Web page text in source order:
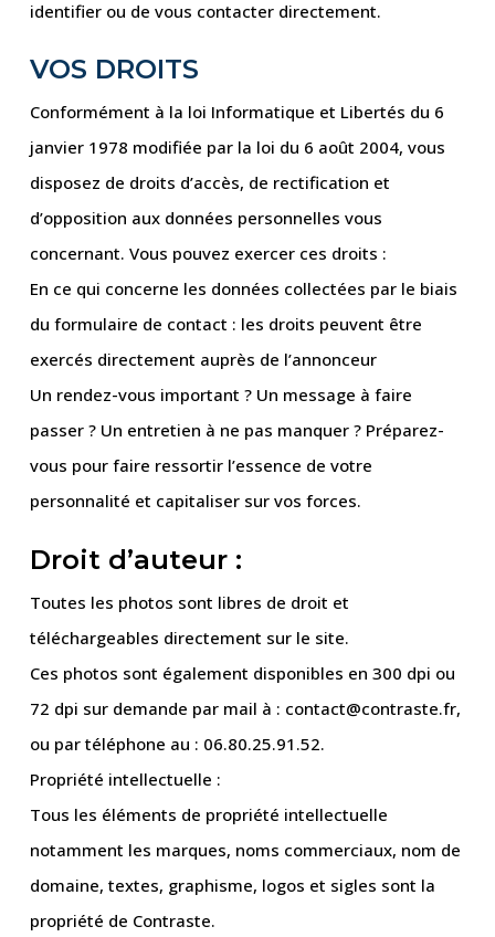
identifier ou de vous contacter directement.
VOS DROITS
Conformément à la loi Informatique et Libertés du 6
janvier 1978 modifiée par la loi du 6 août 2004, vous
disposez de droits d’accès, de rectification et
d’opposition aux données personnelles vous
concernant. Vous pouvez exercer ces droits :
En ce qui concerne les données collectées par le biais
du formulaire de contact : les droits peuvent être
exercés directement auprès de l’annonceur
Un rendez-vous important ? Un message à faire
passer ? Un entretien à ne pas manquer ? Préparez-
vous pour faire ressortir l’essence de votre
personnalité et capitaliser sur vos forces.
Droit d’auteur :
Toutes les photos sont libres de droit et
téléchargeables directement sur le site.
Ces photos sont également disponibles en 300 dpi ou
72 dpi sur demande par mail à : contact@contraste.fr,
ou par téléphone au : 06.80.25.91.52.
Propriété intellectuelle :
Tous les éléments de propriété intellectuelle
notamment les marques, noms commerciaux, nom de
domaine, textes, graphisme, logos et sigles sont la
propriété de Contraste.